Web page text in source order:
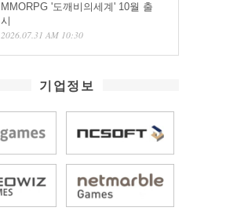
MMORPG '도깨비의세계' 10월 출
시
2026.07.31 AM 10:30
기업정보